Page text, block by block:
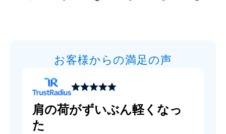
お客様からの満足の声
肩の荷がずいぶん軽くなっ
た